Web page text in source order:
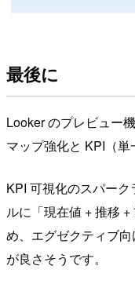
最後に
Looker のプレビュー
マップ強化と KPI（単
KPI 可視化のスパー
ルに「現在値 + 推移
め、エグゼクティブ
が良さそうです。